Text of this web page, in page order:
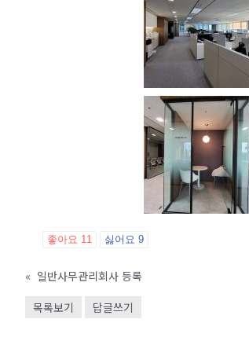
좋아요 11 싫어요 9
« 일반사무관리회사 등록
목록보기
답글쓰기